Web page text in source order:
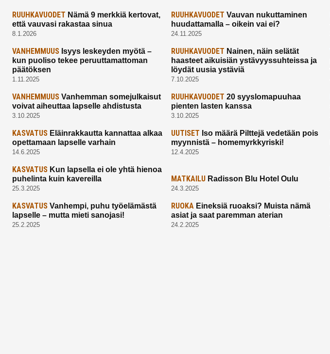
RUUHKAVUODET Nämä 9 merkkiä kertovat,
että vauvasi rakastaa sinua
8.1.2026
RUUHKAVUODET Vauvan nukuttaminen
huudattamalla – oikein vai ei?
24.11.2025
VANHEMMUUS Isyys leskeyden myötä –
kun puoliso tekee peruuttamattoman
päätöksen
1.11.2025
RUUHKAVUODET Nainen, näin selätät
haasteet aikuisiän ystävyyssuhteissa ja
löydät uusia ystäviä
7.10.2025
VANHEMMUUS Vanhemman somejulkaisut
voivat aiheuttaa lapselle ahdistusta
3.10.2025
RUUHKAVUODET 20 syyslomapuuhaa
pienten lasten kanssa
3.10.2025
KASVATUS Eläinrakkautta kannattaa alkaa
opettamaan lapselle varhain
14.6.2025
UUTISET Iso määrä Pilttejä vedetään pois
myynnistä – homemyrkkyriski!
12.4.2025
KASVATUS Kun lapsella ei ole yhtä hienoa
puhelinta kuin kavereilla
25.3.2025
MATKAILU Radisson Blu Hotel Oulu
24.3.2025
KASVATUS Vanhempi, puhu työelämästä
lapselle – mutta mieti sanojasi!
25.2.2025
RUOKA Eineksiä ruoaksi? Muista nämä
asiat ja saat paremman aterian
24.2.2025